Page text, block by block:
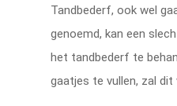
Tandbederf, ook wel
genoemd, kan een
het tandbederf te
gaatjes te vullen, zal dit